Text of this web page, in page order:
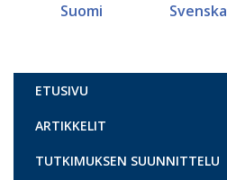
Suomi Svenska
Vastuullinen tiede
ETUSIVU
ARTIKKELIT
TUTKIMUKSEN SUUNNITTELU